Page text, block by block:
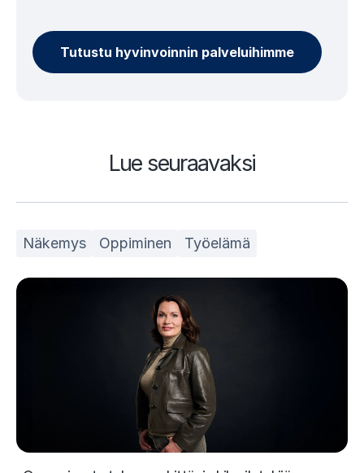
Tutustu hyvinvoinnin palveluihimme
Lue seuraavaksi
Näkemys Oppiminen Työelämä